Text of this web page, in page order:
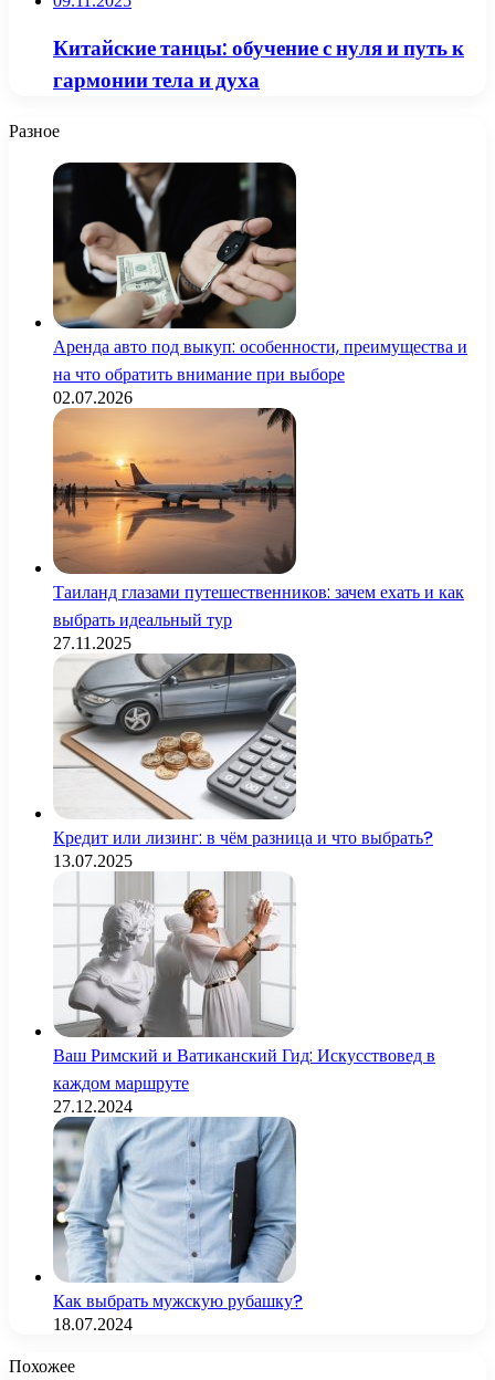
Китайские танцы: обучение с нуля и путь к
гармонии тела и духа
Разное
Аренда авто под выкуп: особенности, преимущества и
на что обратить внимание при выборе
02.07.2026
Таиланд глазами путешественников: зачем ехать и как
выбрать идеальный тур
27.11.2025
Кредит или лизинг: в чём разница и что выбрать?
13.07.2025
Ваш Римский и Ватиканский Гид: Искусствовед в
каждом маршруте
27.12.2024
Как выбрать мужскую рубашку?
18.07.2024
Похожее